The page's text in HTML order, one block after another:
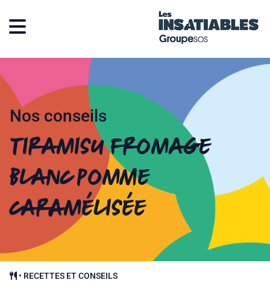
Nos conseils
Tiramisu fromage
blanc pomme
caramélisée
• RECETTES ET CONSEILS